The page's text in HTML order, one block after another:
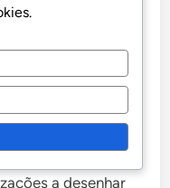
os
exclusivas, é
positivas
repetida em
o valor destes
a desenhar